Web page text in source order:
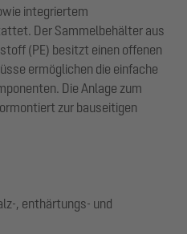
integriertem
Der Sammelbehälter aus
(PE) besitzt einen offenen
ermöglichen die einfache
Die Anlage zum
zur bauseitigen
, enthärtungs- und